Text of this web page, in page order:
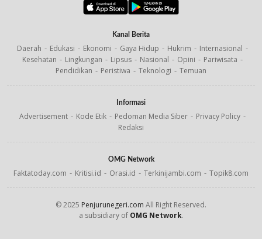
Kanal Berita
Daerah Edukasi Ekonomi Gaya Hidup Hukrim
Internasional
Kesehatan
Lingkungan Lipsus Nasional Opini
Pariwisata
Pendidikan
Peristiwa Teknologi Temuan
Informasi
Advertisement Kode Etik Pedoman Media Siber
Privacy Policy
Redaksi
OMG Network
Faktatoday.com Kritisi.id Orasi.id Terkinijambi.com Topik8.com
© 2025 Penjurunegeri.com All Right Reserved.
a subsidiary of OMG Network.